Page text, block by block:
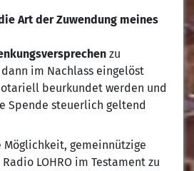
Art der Zuwendung meines
zu
im Nachlass eingelöst
beurkundet werden und
Spende steuerlich geltend
gemeinnützige
LOHRO im Testament zu